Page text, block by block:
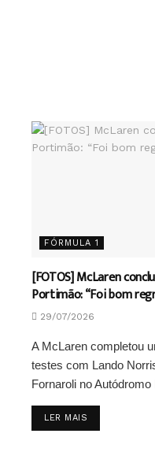
FÓRMULA 1
[FOTOS] McLaren
Portimão: “Foi bom
29/07/2026
A McLaren completou
testes com Lando
Fornaroli no
LER MAIS